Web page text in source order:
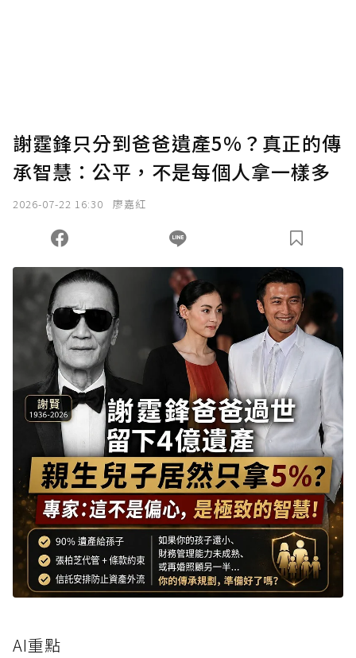
謝霆鋒只分到爸爸遺產5%？真正的傳
承智慧：公平，不是每個人拿一樣多
2026-07-22 16:30 廖嘉紅
AI重點